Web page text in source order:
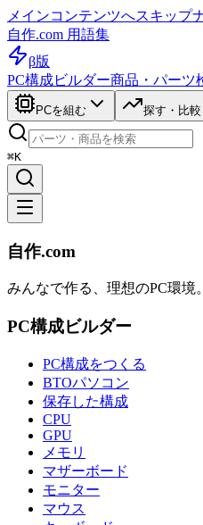
メインコンテンツへスキップ
自作.com 用語集
β版
PC構成ビルダー商品・パーツ
PCを組む 探す・比較
⌘K
自作.com
みんなで作る、理想のPC環境。
PC構成ビルダー
PC構成をつくる
BTOパソコン
保存した構成
CPU
GPU
メモリ
マザーボード
モニター
マウス